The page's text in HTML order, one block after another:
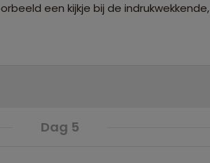
een kijkje bij de indrukwekkende,
Dag 5